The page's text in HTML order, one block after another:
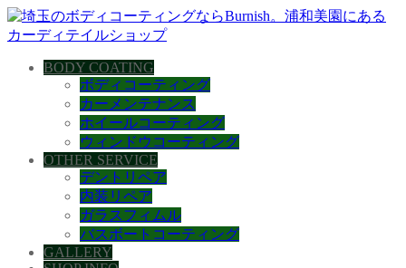
BODY COATING
ボディコーティング
カーメンテナンス
ホイールコーティング
ウィンドウコーティング
OTHER SERVICE
デントリペア
内装リペア
ガラスフィムル
バスボートコーティング
GALLERY